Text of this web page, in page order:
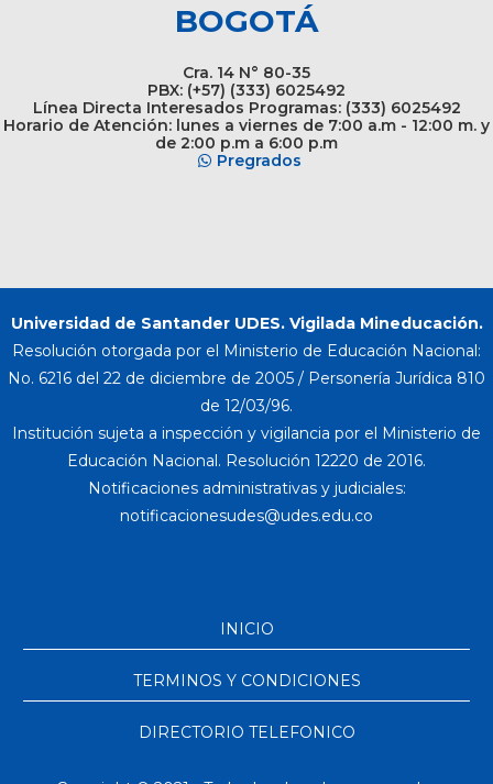
BOGOTÁ
Cra. 14 N° 80-35
PBX: (+57) (333) 6025492
Línea Directa Interesados Programas: (333) 6025492
Horario de Atención: lunes a viernes de 7:00 a.m - 12:00 m. y
de 2:00 p.m a 6:00 p.m
Pregrados
Universidad de Santander UDES. Vigilada Mineducación.
Resolución otorgada por el Ministerio de Educación Nacional:
No. 6216 del 22 de diciembre de 2005 / Personería Jurídica 810
de 12/03/96.
Institución sujeta a inspección y vigilancia por el Ministerio de
Educación Nacional. Resolución 12220 de 2016.
Notificaciones administrativas y judiciales:
INICIO
TERMINOS Y CONDICIONES
DIRECTORIO TELEFONICO